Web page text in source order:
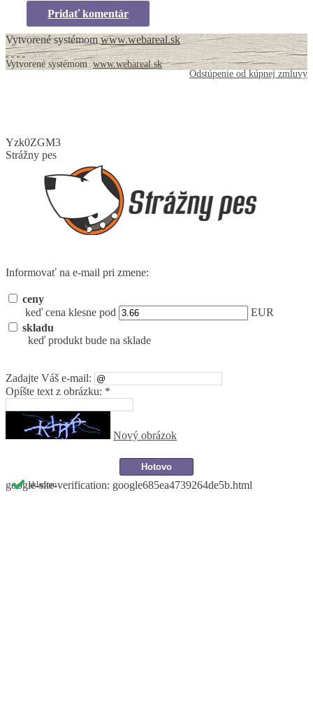
skladom
Pridať komentár
Vytvorené systémomwww.webareal.sk
Vytvorené systémom www.webareal.sk
Odstúpenie od kúpnej zmluvy
Yzk0ZGM3
Strážny pes
Informovať na e-mail pri zmene:
ceny
keď cena klesne pod
EUR
skladu
keď produkt bude na sklade
Zadajte Váš e-mail:
Opíšte text z obrázku: *
Nový obrázok
google-site-verification: google685ea4739264de5b.html